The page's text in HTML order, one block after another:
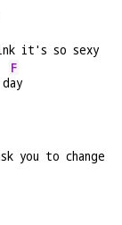
it's so sexy
F
ay
you to change